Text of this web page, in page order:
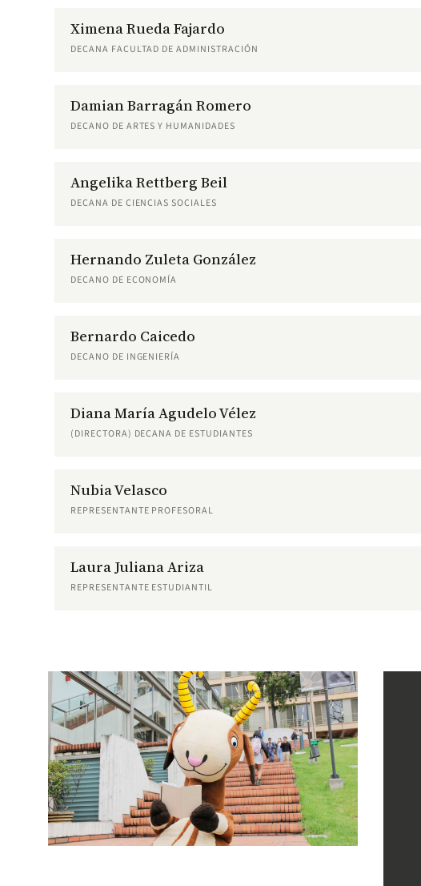
Ximena Rueda Fajardo
DECANA FACULTAD DE ADMINISTRACIÓN
Damian Barragán Romero
DECANO DE ARTES Y HUMANIDADES
Angelika Rettberg Beil
DECANA DE CIENCIAS SOCIALES
Hernando Zuleta González
DECANO DE ECONOMÍA
Bernardo Caicedo
DECANO DE INGENIERÍA
Diana María Agudelo Vélez
(DIRECTORA) DECANA DE ESTUDIANTES
Nubia Velasco
REPRESENTANTE PROFESORAL
Laura Juliana Ariza
REPRESENTANTE ESTUDIANTIL